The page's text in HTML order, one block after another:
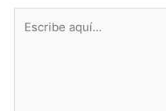
aquí...